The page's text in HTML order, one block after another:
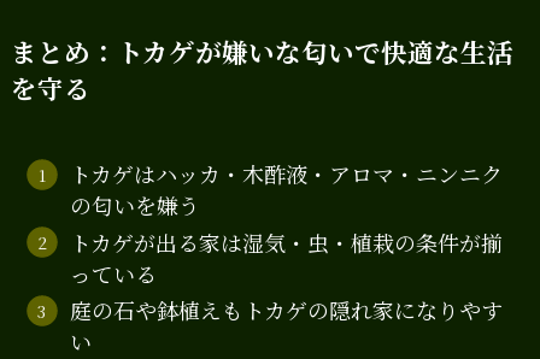
まとめ：トカゲが嫌いな匂いで快適な生活
を守る
トカゲはハッカ・木酢液・アロマ・ニンニク
の匂いを嫌う
トカゲが出る家は湿気・虫・植栽の条件が揃
っている
庭の石や鉢植えもトカゲの隠れ家になりやす
い